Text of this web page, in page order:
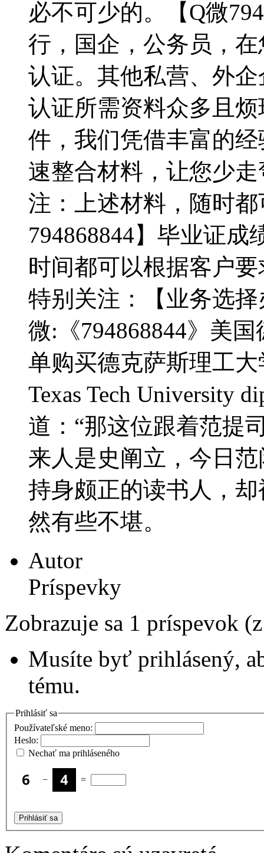
必不可少的。【Q微
行，国企，公务员，
认证。其他私营、外
认证所需资料众多且
件，我们凭借丰富的经
速整合材料，让您少
注：上述材料，随时
794868844】毕业证
时间都可以根据客户
特别关注：【业务选
微:《794868844》美
单购买德克萨斯理工
Texas Tech University
道：“那这位跟着范提
来人是史阐立，今日
持身颇正的读书人，
然有些不堪。
Autor
Príspevky
Zobrazuje sa 1 príspevok
Musíte byť prihlásený,
tému.
Prihlásiť sa
Používateľské meno:
Heslo:
Nechať ma prihláseného
− =
Prihlásiť sa